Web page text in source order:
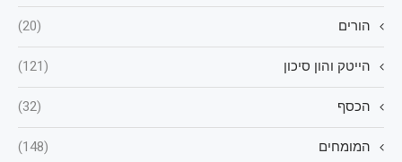
הורים (20)
הייטק והון סיכון (121)
הכסף (32)
המומחים (148)